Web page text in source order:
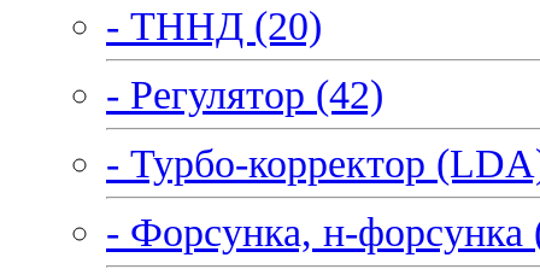
- ТННД (20)
- Регулятор (42)
- Турбо-корректор
- Форсунка, н-форсунка